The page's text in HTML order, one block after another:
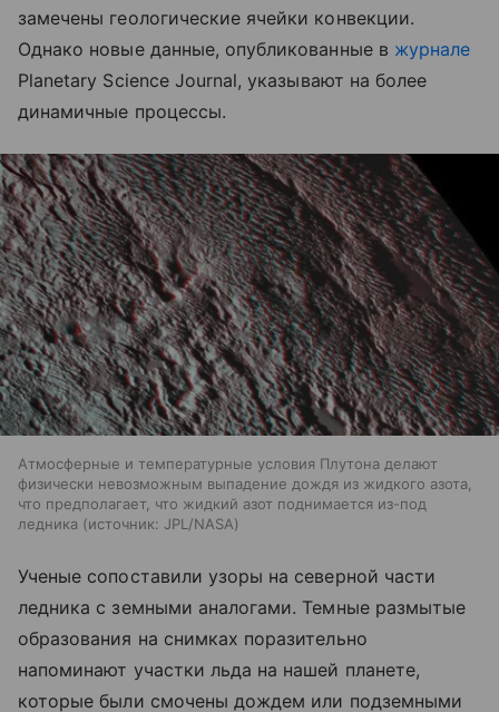
замечены геологические ячейки конвекции.
Однако новые данные, опубликованные в журнале
Planetary Science Journal, указывают на более
динамичные процессы.
Атмосферные и температурные условия Плутона делают
физически невозможным выпадение дождя из жидкого азота,
что предполагает, что жидкий азот поднимается из-под
ледника
источник: JPL/NASA
Ученые сопоставили узоры на северной части
ледника с земными аналогами. Темные размытые
образования на снимках поразительно
напоминают участки льда на нашей планете,
которые были смочены дождем или подземными